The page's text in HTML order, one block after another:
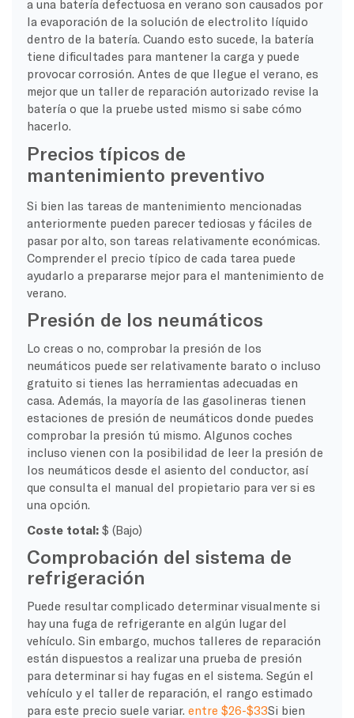
a una batería defectuosa en verano son causados por
la evaporación de la solución de electrolito líquido
dentro de la batería. Cuando esto sucede, la batería
tiene dificultades para mantener la carga y puede
provocar corrosión. Antes de que llegue el verano, es
mejor que un taller de reparación autorizado revise la
batería o que la pruebe usted mismo si sabe cómo
hacerlo.
Precios típicos de
mantenimiento preventivo
Si bien las tareas de mantenimiento mencionadas
anteriormente pueden parecer tediosas y fáciles de
pasar por alto, son tareas relativamente económicas.
Comprender el precio típico de cada tarea puede
ayudarlo a prepararse mejor para el mantenimiento de
verano.
Presión de los neumáticos
Lo creas o no, comprobar la presión de los
neumáticos puede ser relativamente barato o incluso
gratuito si tienes las herramientas adecuadas en
casa. Además, la mayoría de las gasolineras tienen
estaciones de presión de neumáticos donde puedes
comprobar la presión tú mismo. Algunos coches
incluso vienen con la posibilidad de leer la presión de
los neumáticos desde el asiento del conductor, así
que consulta el manual del propietario para ver si es
una opción.
Coste total:$ (Bajo)
Comprobación del sistema de
refrigeración
Puede resultar complicado determinar visualmente si
hay una fuga de refrigerante en algún lugar del
vehículo. Sin embargo, muchos talleres de reparación
están dispuestos a realizar una prueba de presión
para determinar si hay fugas en el sistema. Según el
vehículo y el taller de reparación, el rango estimado
para este precio suele variar. entre $26-$33Si bien